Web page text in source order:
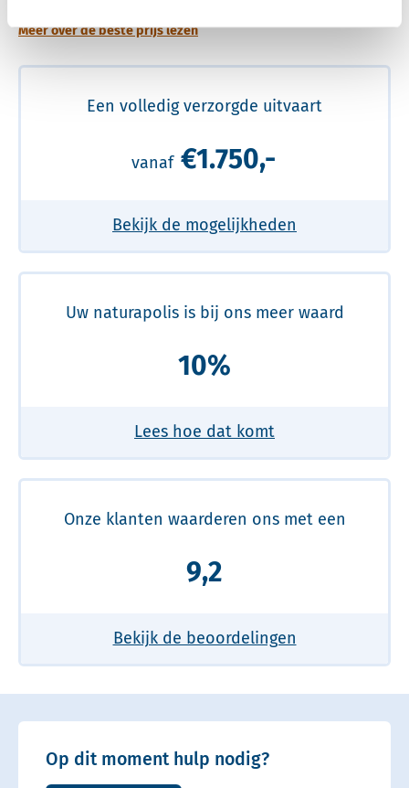
Meer over de beste prijs lezen
Een volledig verzorgde uitvaart
vanaf €1.750,-
Bekijk de mogelijkheden
Uw naturapolis is bij ons meer waard
10%
Lees hoe dat komt
Onze klanten waarderen ons met een
9,2
Bekijk de beoordelingen
Op dit moment hulp nodig?